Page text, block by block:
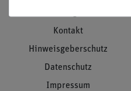
Kontakt
Hinweisgeberschutz
Datenschutz
Impressum